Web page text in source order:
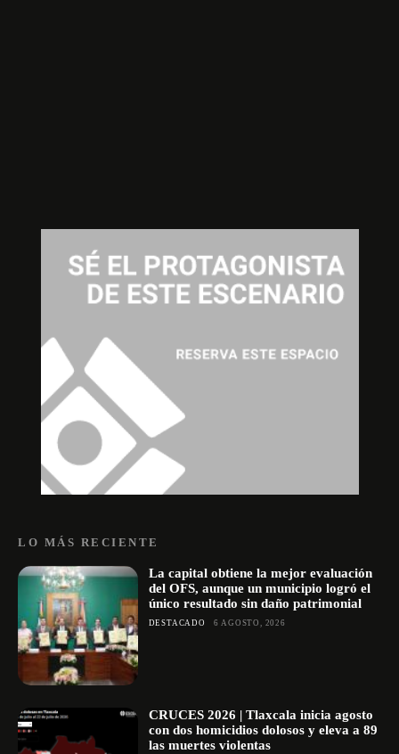
LO MÁS RECIENTE
La capital obtiene la mejor evaluación
del OFS, aunque un municipio logró el
único resultado sin daño patrimonial
DESTACADO 6 AGOSTO, 2026
CRUCES 2026 | Tlaxcala inicia agosto
con dos homicidios dolosos y eleva a 89
las muertes violentas